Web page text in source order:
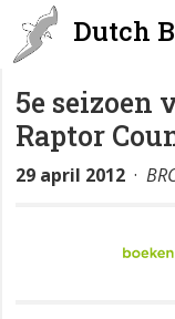
Dutch
5e seizoen
Raptor
29 april 2012 ·